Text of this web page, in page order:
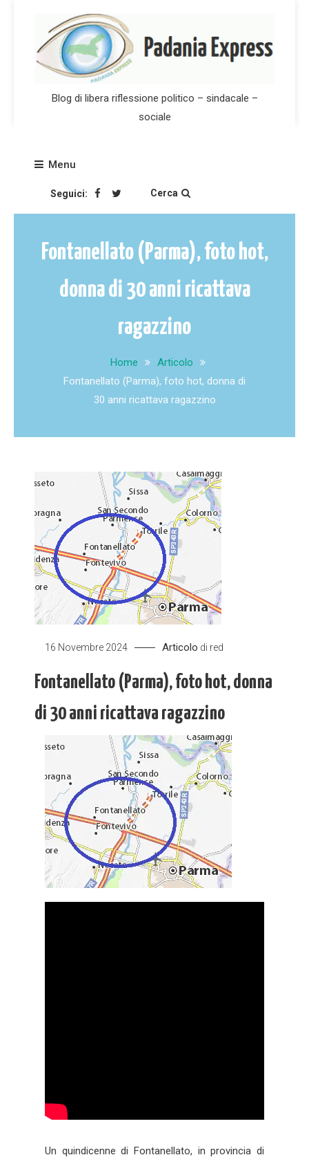
Blog di libera riflessione politico – sindacale –
sociale
Menu
Seguici: Cerca
Fontanellato (Parma), foto hot,
donna di 30 anni ricattava
ragazzino
Home
Articolo
Fontanellato (Parma), foto hot, donna di
30 anni ricattava ragazzino
16 Novembre 2024 Articolo di red
Fontanellato (Parma), foto hot, donna
di 30 anni ricattava ragazzino
Un quindicenne di Fontanellato, in provincia di